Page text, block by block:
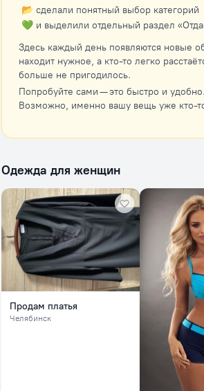
📂 сделали понятный выбор категорий
💚 и выделили отдельный раздел
Здесь каждый день появляются новые
находит нужное, а кто-то легко
больше не пригодилось.
Попробуйте сами — это быстро и удобно.
Возможно, именно вашу вещь уже кто-
Одежда для женщин
Продам платья
Челябинск